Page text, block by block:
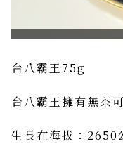
台八霸王75g
台八霸王擁有無茶
生長在海拔：2650